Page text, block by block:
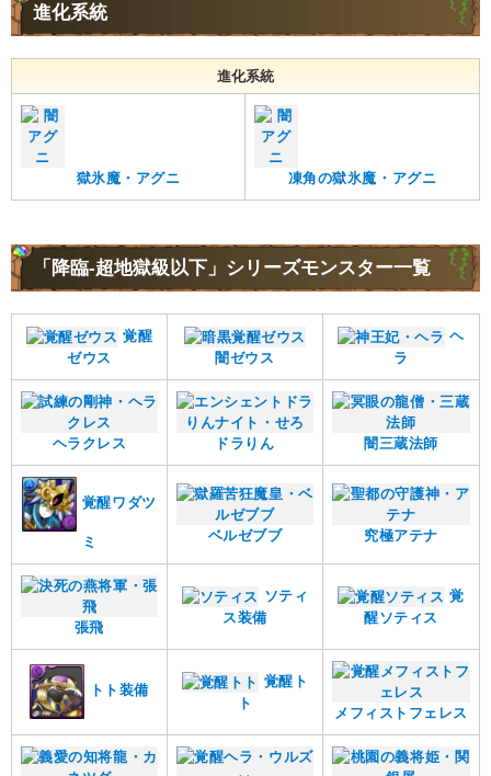
進化系統
進化系統
獄氷魔・アグニ 凍角の獄氷魔・アグニ
「降臨-超地獄級以下」シリーズモンスター一覧
覚醒
ゼウス
闇ゼウス
ヘ
ラ
ヘラクレス ドラりん 闇三蔵法師
覚醒ワダツ
ミ ベルゼブブ 究極アテナ
張飛
ソティ
ス装備
覚
醒ソティス
トト装備
覚醒ト
ト
メフィストフェレス